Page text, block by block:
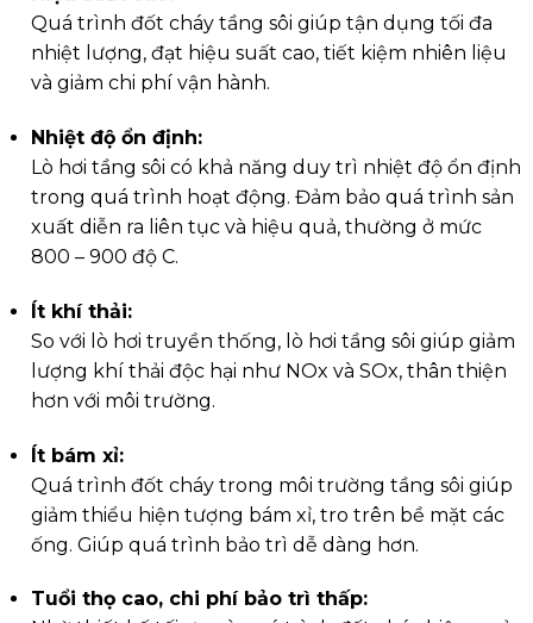
Quá trình đốt cháy tầng sôi giúp tận dụng tối đa
nhiệt lượng, đạt hiệu suất cao, tiết kiệm nhiên liệu
và giảm chi phí vận hành.
Nhiệt độ ổn định:
Lò hơi tầng sôi có khả năng duy trì nhiệt độ ổn định
trong quá trình hoạt động. Đảm bảo quá trình sản
xuất diễn ra liên tục và hiệu quả, thường ở mức
800 – 900 độ C.
Ít khí thải:
So với lò hơi truyền thống, lò hơi tầng sôi giúp giảm
lượng khí thải độc hại như NOx và SOx, thân thiện
hơn với môi trường.
Ít bám xỉ:
Quá trình đốt cháy trong môi trường tầng sôi giúp
giảm thiểu hiện tượng bám xỉ, tro trên bề mặt các
ống. Giúp quá trình bảo trì dễ dàng hơn.
Tuổi thọ cao, chi phí bảo trì thấp: